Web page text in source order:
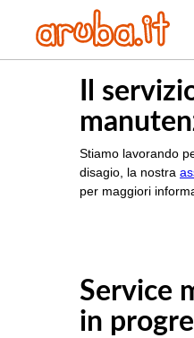
Il
Stiamo lavorando
disagio, la nostra
per maggiori
Service
in